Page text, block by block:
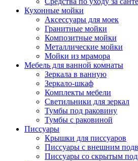
Кухонные мойки
Аксессуары для моек
Гранитные мойки
Композитные мойки
Металлические мойки
Мойки из мрамора
Мебель для ванной комнаты
Зеркала в ванную
Зеркало-шкаф
Комплекты мебели
Светильники для зеркал
Тумбы под раковину
Тумбы с раковиной
Писсуары
Крышки для писсуаров
Писсуары с внешним
Писсуары со скрытым